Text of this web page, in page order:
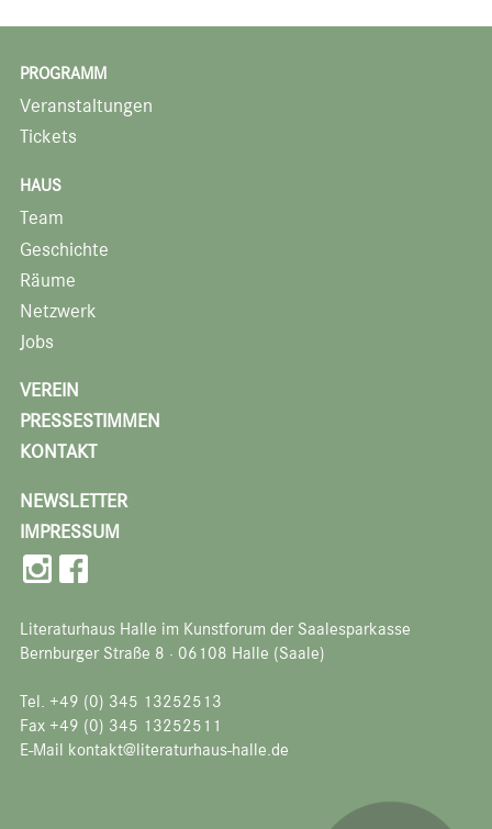
PROGRAMM
Veranstaltungen
Tickets
HAUS
Team
Geschichte
Räume
Netzwerk
Jobs
VEREIN
PRESSESTIMMEN
KONTAKT
NEWSLETTER
IMPRESSUM
Literaturhaus Halle im Kunstforum der Saalesparkasse
Bernburger Straße 8 · 06108 Halle (Saale)
Tel. +49 (0) 345 13252513
Fax +49 (0) 345 13252511
E-Mail kontakt@literaturhaus-halle.de